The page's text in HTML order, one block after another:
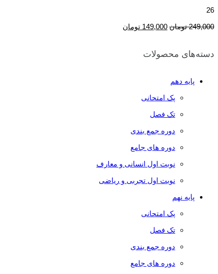
26
249,000 تومان 149,000 تومان
دسته‌های محصولات
پایه دهم
پک امتحانی
تک فصل
دوره جمع بندی
دوره های جامع
نوبت اول انسانی و معارف
نوبت اول تجربی و ریاضی
پایه نهم
پک امتحانی
تک فصل
دوره جمع بندی
دوره های جامع